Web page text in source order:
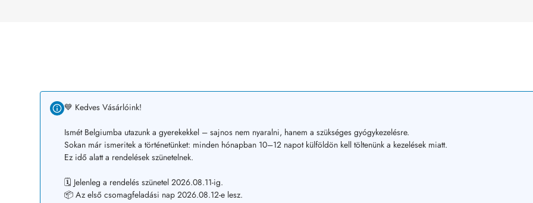
💙 Kedves Vásárlóink!
Ismét Belgiumba utazunk a gyerekekkel – sajnos nem nyaralni, hanem a szükséges gyógykezelésre.
Sokan már ismeritek a történetünket: minden hónapban 10–12 napot külföldön kell töltenünk a kezelések miatt.
Ez idő alatt a rendelések szünetelnek.
🗓️ Jelenleg a rendelés szünetel 2026.08.11-ig.
📦 Az első csomagfeladási nap 2026.08.12-e lesz.